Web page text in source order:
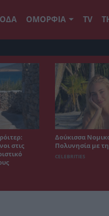
ΟΜΟΡΦΙΑ TV
στις
Δούκισσα
Πολυνησία με
CELEBRITIES